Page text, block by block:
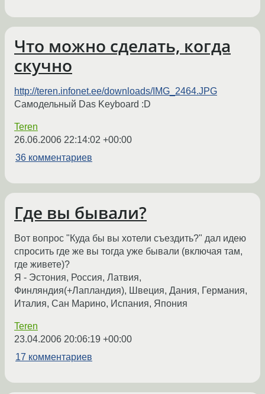
Что можно сделать, когда
скучно
http://teren.infonet.ee/downloads/IMG_2464.JPG
Самодельный Das Keyboard :D
Teren
26.06.2006 22:14:02 +00:00
36 комментариев
Где вы бывали?
Вот вопрос "Куда бы вы хотели съездить?" дал идею
спросить где же вы тогда уже бывали (включая там,
где живете)?
Я - Эстония, Россия, Латвия,
Финляндия(+Лапландия), Швеция, Дания, Германия,
Италия, Сан Марино, Испания, Япония
Teren
23.04.2006 20:06:19 +00:00
17 комментариев